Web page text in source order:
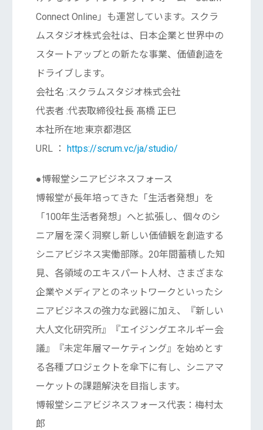
Connect Online」も運営しています。スクラ
ムスタジオ株式会社は、日本企業と世界中の
スタートアップとの新たな事業、価値創造を
ドライブします。
会社名 :スクラムスタジオ株式会社
代表者 :代表取締役社長 髙橋 正巳
本社所在地:東京都港区
URL ： https://scrum.vc/ja/studio/
●博報堂シニアビジネスフォース
博報堂が長年培ってきた「生活者発想」を
「100年生活者発想」へと拡張し、個々のシ
ニア層を深く洞察し新しい価値観を創造する
シニアビジネス実働部隊。20年間蓄積した知
見、各領域のエキスパート人材、さまざまな
企業やメディアとのネットワークといったシ
ニアビジネスの強力な武器に加え、『新しい
大人文化研究所』『エイジングエネルギー会
議』『未定年層マーケティング』を始めとす
る各種プロジェクトを傘下に有し、シニアマ
ーケットの課題解決を目指します。
博報堂シニアビジネスフォース代表：梅村太
郎